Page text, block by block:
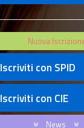
Nuova
Iscriviti con SPID
Iscriviti con CIE
News